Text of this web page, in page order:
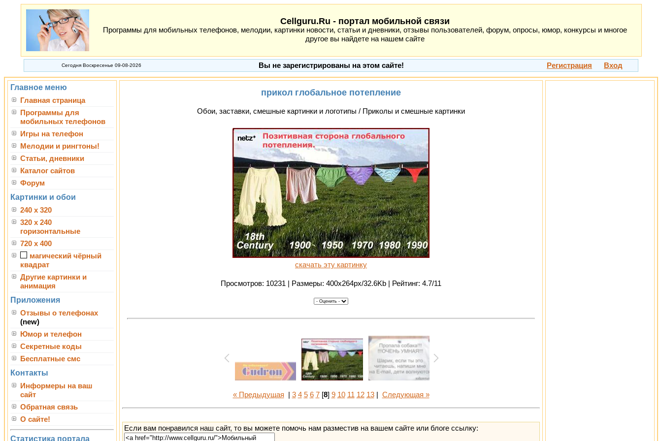
Cellguru.Ru - портал мобильной связи
Программы для мобильных телефонов, мелодии, картинки новости, статьи и дневники, отзывы пользователей, форум, опросы, юмор, конкурсы и многое
другое вы найдете на нашем сайте
Сегодня Воскресенье 09-08-2026 Вы не зарегистрированы на этом сайте! Регистрация Вход
Главное меню
Главная страница
Программы для
мобильных телефонов
Игры на телефон
Мелодии и рингтоны!
Статьи, дневники
Каталог сайтов
Форум
Картинки и обои
240 x 320
320 x 240
горизонтальные
720 x 400
магический чёрный
квадрат
Другие картинки и
анимация
Приложения
Отзывы о телефонах
(new)
Юмор и телефон
Секретные коды
Бесплатные смс
Контакты
Информеры на ваш
сайт
Обратная связь
О сайте!
Статистика портала
прикол глобальное потепление
Обои, заставки, смешные картинки и логотипы / Приколы и смешные картинки
скачать эту картинку
Просмотров: 10231 | Размеры: 400x264px/32.6Kb | Рейтинг: 4.7/11
« Предыдущая 3 4 5 6 7[8] 9 10 11 12 13| Следующая »
Если вам понравился наш сайт, то вы можете помочь нам разместив на вашем сайте или блоге ссылку: